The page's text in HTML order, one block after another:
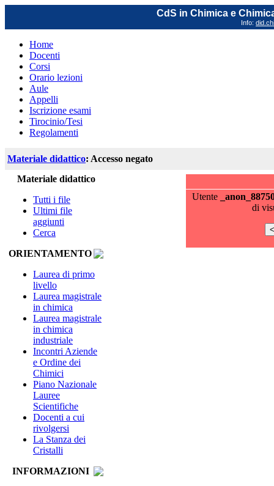
CdS in Chimica e
Info:
Home
Docenti
Corsi
Orario lezioni
Aule
Appelli
Iscrizione esami
Tirocinio/Tesi
Regolamenti
Materiale didattico: Accesso negato
Materiale didattico
Tutti i file
Ultimi file
aggiunti
Cerca
ORIENTAMENTO
Laurea di primo
livello
Laurea magistrale
in chimica
Laurea magistrale
in chimica
industriale
Incontri Aziende
e Ordine dei
Chimici
Piano Nazionale
Lauree
Scientifiche
Docenti a cui
rivolgersi
La Stanza dei
Cristalli
INFORMAZIONI
Utente
di